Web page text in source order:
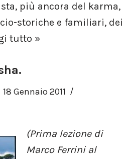
più ancora del karma,
storiche e familiari, dei
tutto »
18 Gennaio 2011
(Prima lezione di
Marco Ferrini al